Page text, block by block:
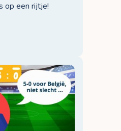
op een rijtje!